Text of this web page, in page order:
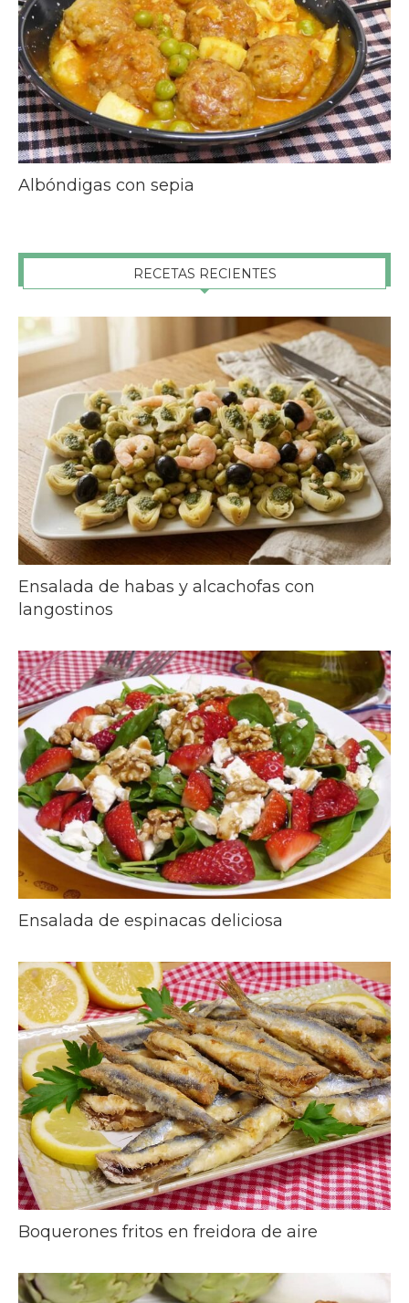
Albóndigas con sepia
RECETAS RECIENTES
Ensalada de habas y alcachofas con
langostinos
Ensalada de espinacas deliciosa
Boquerones fritos en freidora de aire